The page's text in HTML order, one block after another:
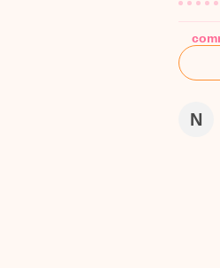
N